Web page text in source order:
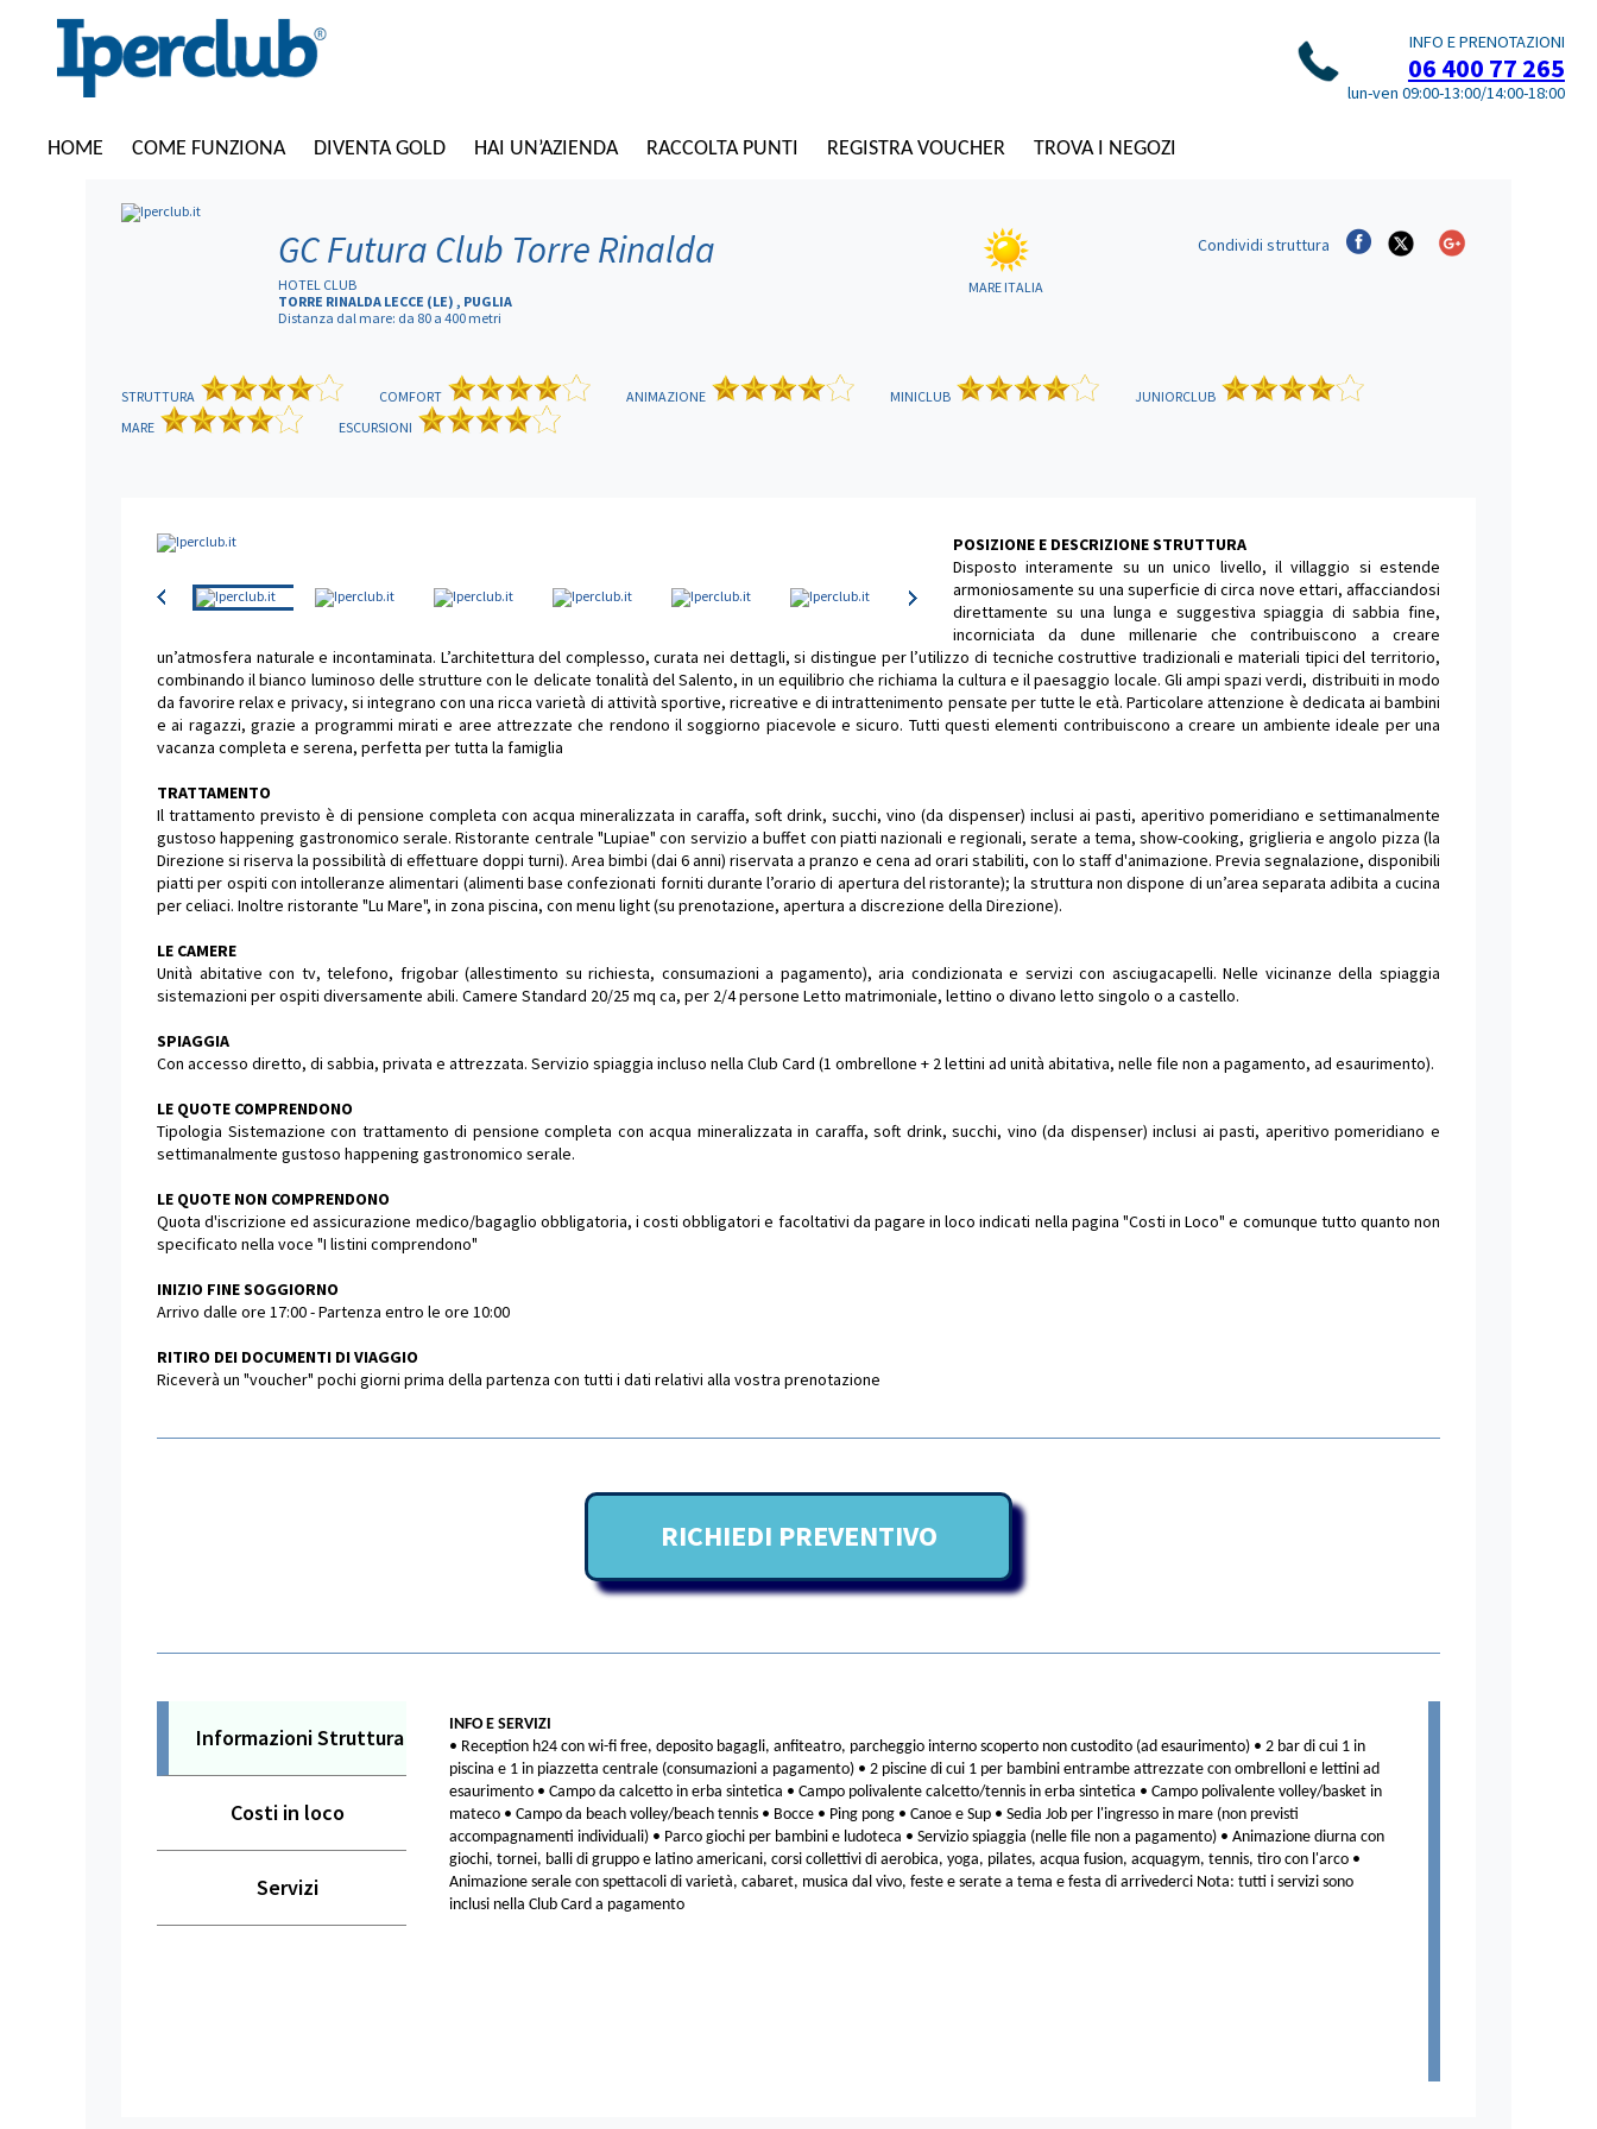
INFO E PRENOTAZIONI
06 400 77 265
lun-ven 09:00-13:00/14:00-18:00
HOME COME FUNZIONA DIVENTA GOLD HAI UN’AZIENDA RACCOLTA PUNTI REGISTRA VOUCHER TROVA I NEGOZI
GC Futura Club Torre Rinalda
HOTEL CLUB
TORRE RINALDA LECCE (LE) , PUGLIA
Distanza dal mare: da 80 a 400 metri
MARE ITALIA
Condividi struttura
STRUTTURA COMFORT ANIMAZIONE MINICLUB
JUNIORCLUB
MARE
ESCURSIONI
POSIZIONE E DESCRIZIONE STRUTTURA
Disposto interamente su un unico livello, il villaggio si estende
armoniosamente su una superficie di circa nove ettari, affacciandosi
direttamente su una lunga e suggestiva spiaggia di sabbia fine,
incorniciata da dune millenarie che contribuiscono a creare
un’atmosfera naturale e incontaminata. L’architettura del complesso, curata nei dettagli, si distingue per l’utilizzo di tecniche costruttive tradizionali e materiali tipici del territorio,
combinando il bianco luminoso delle strutture con le delicate tonalità del Salento, in un equilibrio che richiama la cultura e il paesaggio locale. Gli ampi spazi verdi, distribuiti in modo
da favorire relax e privacy, si integrano con una ricca varietà di attività sportive, ricreative e di intrattenimento pensate per tutte le età. Particolare attenzione è dedicata ai bambini
e ai ragazzi, grazie a programmi mirati e aree attrezzate che rendono il soggiorno piacevole e sicuro. Tutti questi elementi contribuiscono a creare un ambiente ideale per una
vacanza completa e serena, perfetta per tutta la famiglia
TRATTAMENTO
Il trattamento previsto è di pensione completa con acqua mineralizzata in caraffa, soft drink, succhi, vino (da dispenser) inclusi ai pasti, aperitivo pomeridiano e settimanalmente
gustoso happening gastronomico serale. Ristorante centrale "Lupiae" con servizio a buffet con piatti nazionali e regionali, serate a tema, show-cooking, griglieria e angolo pizza (la
Direzione si riserva la possibilità di effettuare doppi turni). Area bimbi (dai 6 anni) riservata a pranzo e cena ad orari stabiliti, con lo staff d'animazione. Previa segnalazione, disponibili
piatti per ospiti con intolleranze alimentari (alimenti base confezionati forniti durante l’orario di apertura del ristorante); la struttura non dispone di un’area separata adibita a cucina
per celiaci. Inoltre ristorante "Lu Mare", in zona piscina, con menu light (su prenotazione, apertura a discrezione della Direzione).
LE CAMERE
Unità abitative con tv, telefono, frigobar (allestimento su richiesta, consumazioni a pagamento), aria condizionata e servizi con asciugacapelli. Nelle vicinanze della spiaggia
sistemazioni per ospiti diversamente abili. Camere Standard 20/25 mq ca, per 2/4 persone Letto matrimoniale, lettino o divano letto singolo o a castello.
SPIAGGIA
Con accesso diretto, di sabbia, privata e attrezzata. Servizio spiaggia incluso nella Club Card (1 ombrellone + 2 lettini ad unità abitativa, nelle file non a pagamento, ad esaurimento).
LE QUOTE COMPRENDONO
Tipologia Sistemazione con trattamento di pensione completa con acqua mineralizzata in caraffa, soft drink, succhi, vino (da dispenser) inclusi ai pasti, aperitivo pomeridiano e
settimanalmente gustoso happening gastronomico serale.
LE QUOTE NON COMPRENDONO
Quota d'iscrizione ed assicurazione medico/bagaglio obbligatoria, i costi obbligatori e facoltativi da pagare in loco indicati nella pagina "Costi in Loco" e comunque tutto quanto non
specificato nella voce "I listini comprendono"
INIZIO FINE SOGGIORNO
Arrivo dalle ore 17:00 - Partenza entro le ore 10:00
RITIRO DEI DOCUMENTI DI VIAGGIO
Riceverà un "voucher" pochi giorni prima della partenza con tutti i dati relativi alla vostra prenotazione
RICHIEDI PREVENTIVO
Informazioni Struttura
Costi in loco
Servizi
INFO E SERVIZI
• Reception h24 con wi-fi free, deposito bagagli, anfiteatro, parcheggio interno scoperto non custodito (ad esaurimento) • 2 bar di cui 1 in
piscina e 1 in piazzetta centrale (consumazioni a pagamento) • 2 piscine di cui 1 per bambini entrambe attrezzate con ombrelloni e lettini ad
esaurimento • Campo da calcetto in erba sintetica • Campo polivalente calcetto/tennis in erba sintetica • Campo polivalente volley/basket in
mateco • Campo da beach volley/beach tennis • Bocce • Ping pong • Canoe e Sup • Sedia Job per l'ingresso in mare (non previsti
accompagnamenti individuali) • Parco giochi per bambini e ludoteca • Servizio spiaggia (nelle file non a pagamento) • Animazione diurna con
giochi, tornei, balli di gruppo e latino americani, corsi collettivi di aerobica, yoga, pilates, acqua fusion, acquagym, tennis, tiro con l'arco •
Animazione serale con spettacoli di varietà, cabaret, musica dal vivo, feste e serate a tema e festa di arrivederci Nota: tutti i servizi sono
inclusi nella Club Card a pagamento